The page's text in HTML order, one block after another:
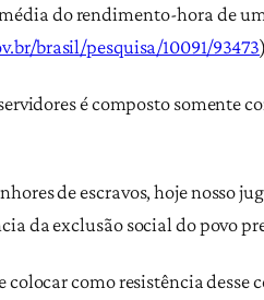
do rendimento-hora de
brasil/pesquisa/10091/93473
é composto somente
de escravos, hoje nosso
da exclusão social do povo
como resistência desse